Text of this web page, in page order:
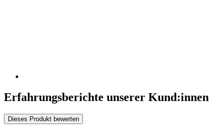
Erfahrungsberichte unserer Kund:innen
Dieses Produkt bewerten